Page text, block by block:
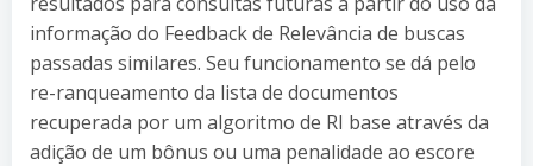
informação do Feedback de Relevância de buscas
passadas similares. Seu funcionamento se dá pelo
re-ranqueamento da lista de documentos
recuperada por um algoritmo de RI base através da
adição de um bônus ou uma penalidade ao escore